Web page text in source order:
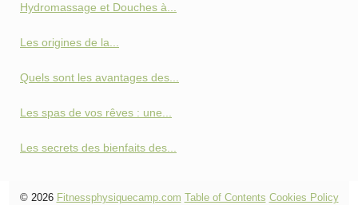
Hydromassage et Douches à...
Les origines de la...
Quels sont les avantages des...
Les spas de vos rêves : une...
Les secrets des bienfaits des...
© 2026 Fitnessphysiquecamp.com Table of Contents Cookies Policy